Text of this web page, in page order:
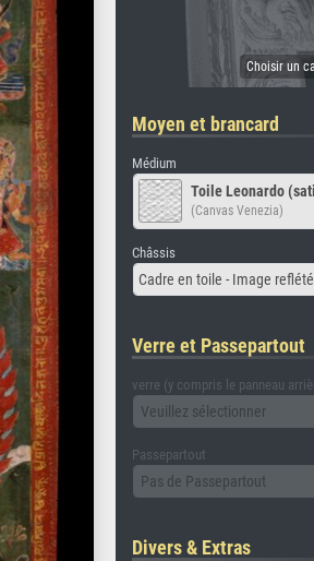
Moyen et brancard
Médium
Toile Leonardo
(Canvas Venezia)
Châssis
Cadre en toile - Image
Verre et Passepartout
verre (y compris le panneau
Veuillez sélectionner
Passepartout
Pas de Passepartout
Divers & Extras